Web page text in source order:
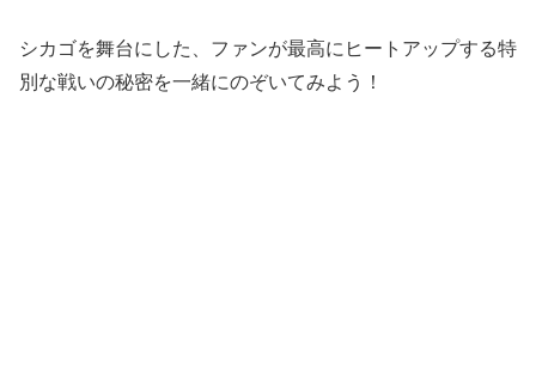
シカゴを舞台にした、ファンが最高にヒートアップする特
別な戦いの秘密を一緒にのぞいてみよう！